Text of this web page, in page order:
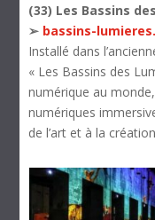
(33) Les Bassins
➢ bassins-
Installé dans
« Les Bassins des
numérique au
numériques
de l’art et à la